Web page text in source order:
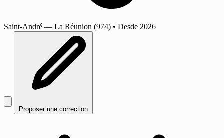
Saint-André — La Réunion (974) • Desde 2026
Proposer une correction